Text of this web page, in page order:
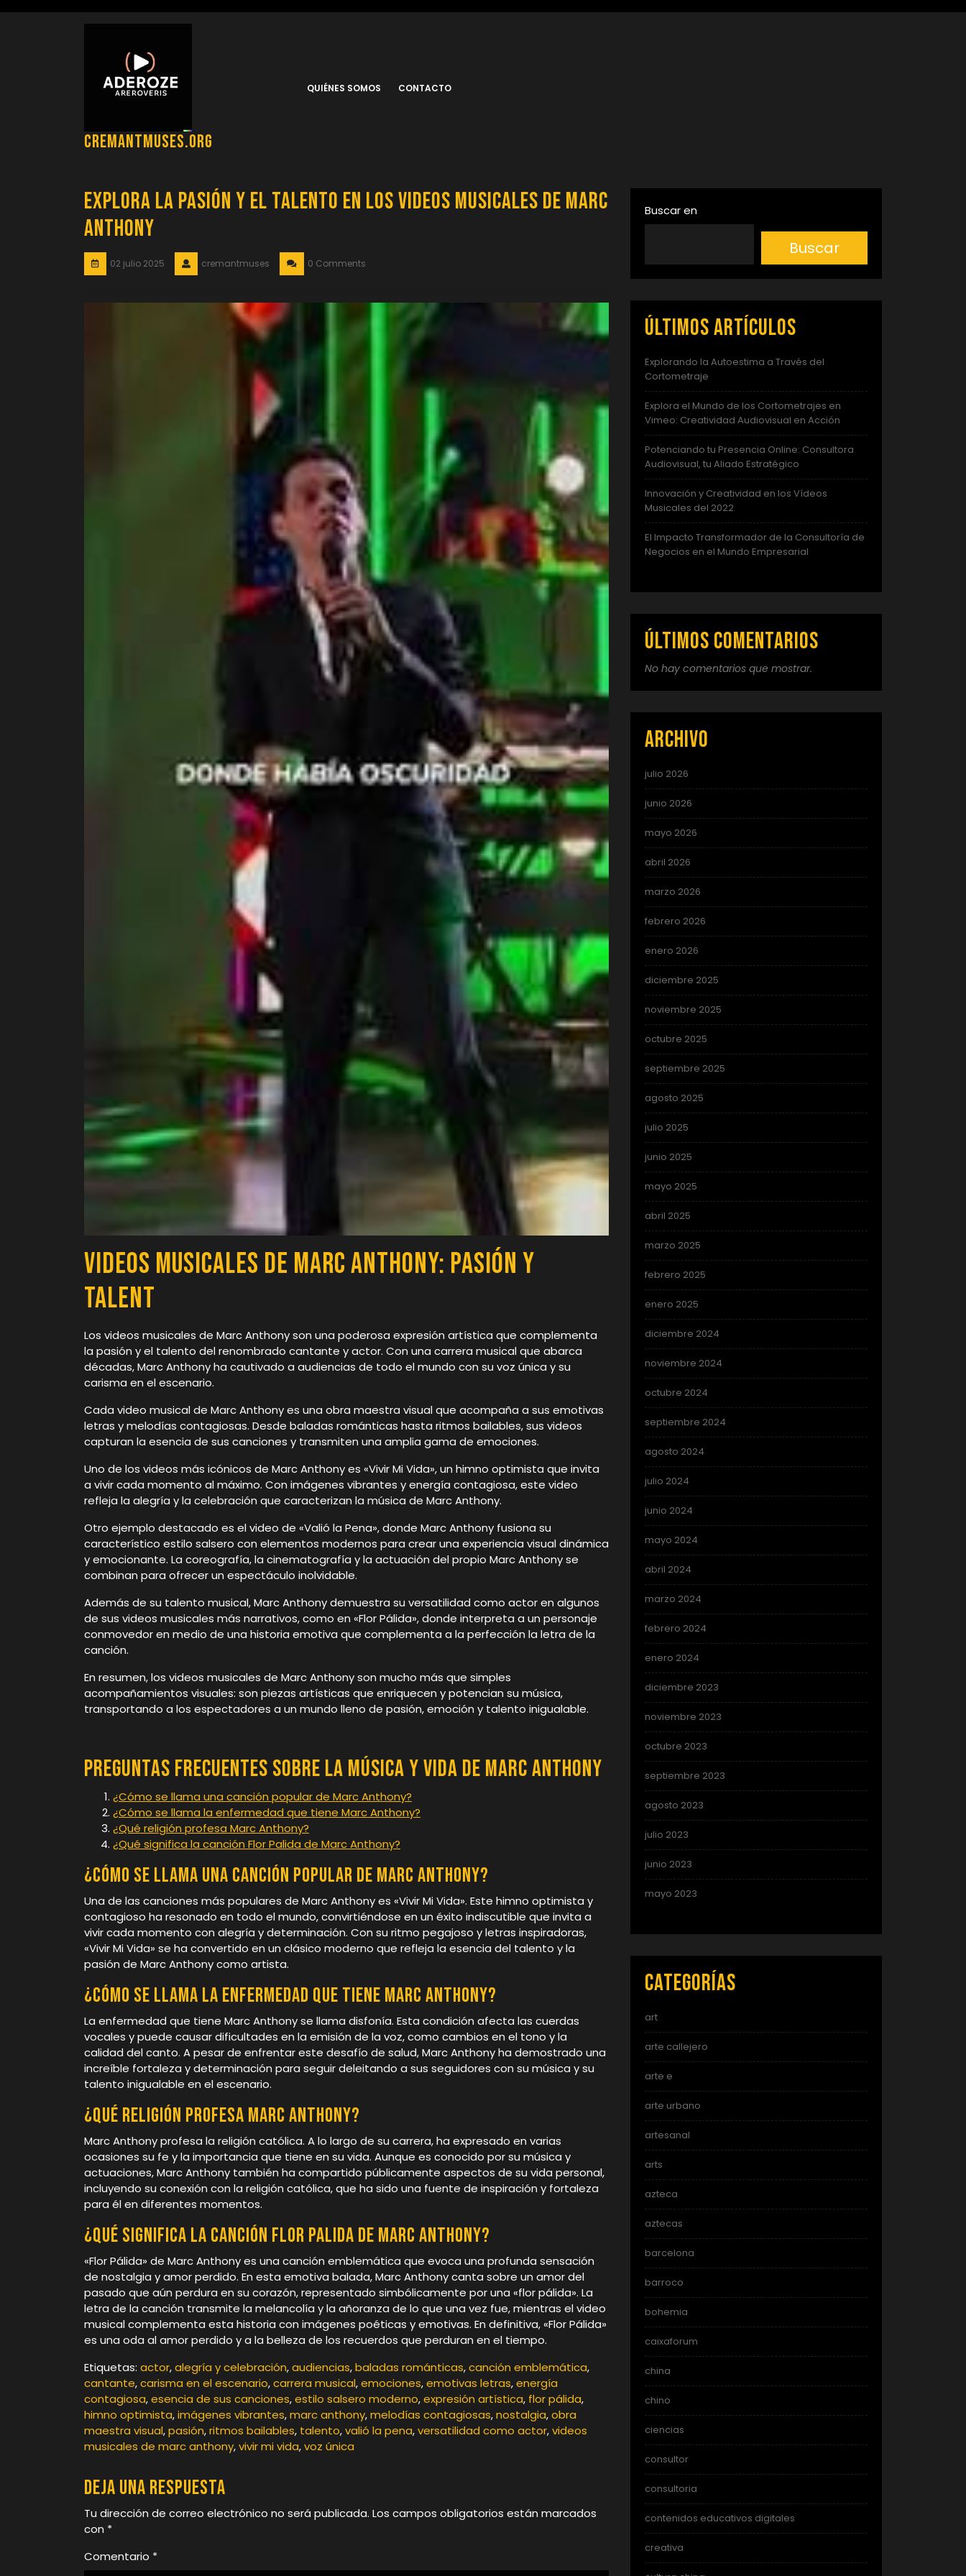
cremantmuses.org
QUIÉNES SOMOS CONTACTO
Explora la Pasión y el Talento en los Videos Musicales de Marc
Anthony
02 julio 2025 cremantmuses 0 Comments
Videos Musicales de Marc Anthony: Pasión y
Talent
Los videos musicales de Marc Anthony son una poderosa expresión artística que complementa
la pasión y el talento del renombrado cantante y actor. Con una carrera musical que abarca
décadas, Marc Anthony ha cautivado a audiencias de todo el mundo con su voz única y su
carisma en el escenario.
Cada video musical de Marc Anthony es una obra maestra visual que acompaña a sus emotivas
letras y melodías contagiosas. Desde baladas románticas hasta ritmos bailables, sus videos
capturan la esencia de sus canciones y transmiten una amplia gama de emociones.
Uno de los videos más icónicos de Marc Anthony es «Vivir Mi Vida», un himno optimista que invita
a vivir cada momento al máximo. Con imágenes vibrantes y energía contagiosa, este video
refleja la alegría y la celebración que caracterizan la música de Marc Anthony.
Otro ejemplo destacado es el video de «Valió la Pena», donde Marc Anthony fusiona su
característico estilo salsero con elementos modernos para crear una experiencia visual dinámica
y emocionante. La coreografía, la cinematografía y la actuación del propio Marc Anthony se
combinan para ofrecer un espectáculo inolvidable.
Además de su talento musical, Marc Anthony demuestra su versatilidad como actor en algunos
de sus videos musicales más narrativos, como en «Flor Pálida», donde interpreta a un personaje
conmovedor en medio de una historia emotiva que complementa a la perfección la letra de la
canción.
En resumen, los videos musicales de Marc Anthony son mucho más que simples
acompañamientos visuales: son piezas artísticas que enriquecen y potencian su música,
transportando a los espectadores a un mundo lleno de pasión, emoción y talento inigualable.
Preguntas Frecuentes sobre la Música y Vida de Marc Anthony
¿Cómo se llama una canción popular de Marc Anthony?
¿Cómo se llama la enfermedad que tiene Marc Anthony?
¿Qué religión profesa Marc Anthony?
¿Qué significa la canción Flor Palida de Marc Anthony?
¿Cómo se llama una canción popular de Marc Anthony?
Una de las canciones más populares de Marc Anthony es «Vivir Mi Vida». Este himno optimista y
contagioso ha resonado en todo el mundo, convirtiéndose en un éxito indiscutible que invita a
vivir cada momento con alegría y determinación. Con su ritmo pegajoso y letras inspiradoras,
«Vivir Mi Vida» se ha convertido en un clásico moderno que refleja la esencia del talento y la
pasión de Marc Anthony como artista.
¿Cómo se llama la enfermedad que tiene Marc Anthony?
La enfermedad que tiene Marc Anthony se llama disfonía. Esta condición afecta las cuerdas
vocales y puede causar dificultades en la emisión de la voz, como cambios en el tono y la
calidad del canto. A pesar de enfrentar este desafío de salud, Marc Anthony ha demostrado una
increíble fortaleza y determinación para seguir deleitando a sus seguidores con su música y su
talento inigualable en el escenario.
¿Qué religión profesa Marc Anthony?
Marc Anthony profesa la religión católica. A lo largo de su carrera, ha expresado en varias
ocasiones su fe y la importancia que tiene en su vida. Aunque es conocido por su música y
actuaciones, Marc Anthony también ha compartido públicamente aspectos de su vida personal,
incluyendo su conexión con la religión católica, que ha sido una fuente de inspiración y fortaleza
para él en diferentes momentos.
¿Qué significa la canción Flor Palida de Marc Anthony?
«Flor Pálida» de Marc Anthony es una canción emblemática que evoca una profunda sensación
de nostalgia y amor perdido. En esta emotiva balada, Marc Anthony canta sobre un amor del
pasado que aún perdura en su corazón, representado simbólicamente por una «flor pálida». La
letra de la canción transmite la melancolía y la añoranza de lo que una vez fue, mientras el video
musical complementa esta historia con imágenes poéticas y emotivas. En definitiva, «Flor Pálida»
es una oda al amor perdido y a la belleza de los recuerdos que perduran en el tiempo.
Etiquetas: actor,alegría y celebración,audiencias,baladas románticas,canción emblemática,
cantante,carisma en el escenario,carrera musical,emociones,emotivas letras,energía
contagiosa,esencia de sus canciones,estilo salsero moderno,expresión artística, flor pálida,
himno optimista,imágenes vibrantes,marc anthony,melodías contagiosas,nostalgia,obra
maestra visual,pasión,ritmos bailables, talento,valió la pena,versatilidad como actor,videos
musicales de marc anthony,vivir mi vida,voz única
Deja una respuesta
Tu dirección de correo electrónico no será publicada. Los campos obligatorios están marcados
con *
Comentario *
Buscar en
Buscar
Últimos artículos
Explorando la Autoestima a Través del
Cortometraje
Explora el Mundo de los Cortometrajes en
Vimeo: Creatividad Audiovisual en Acción
Potenciando tu Presencia Online: Consultora
Audiovisual, tu Aliado Estratégico
Innovación y Creatividad en los Vídeos
Musicales del 2022
El Impacto Transformador de la Consultoría de
Negocios en el Mundo Empresarial
Últimos comentarios
No hay comentarios que mostrar.
Archivo
julio 2026
junio 2026
mayo 2026
abril 2026
marzo 2026
febrero 2026
enero 2026
diciembre 2025
noviembre 2025
octubre 2025
septiembre 2025
agosto 2025
julio 2025
junio 2025
mayo 2025
abril 2025
marzo 2025
febrero 2025
enero 2025
diciembre 2024
noviembre 2024
octubre 2024
septiembre 2024
agosto 2024
julio 2024
junio 2024
mayo 2024
abril 2024
marzo 2024
febrero 2024
enero 2024
diciembre 2023
noviembre 2023
octubre 2023
septiembre 2023
agosto 2023
julio 2023
junio 2023
mayo 2023
Categorías
art
arte callejero
arte e
arte urbano
artesanal
arts
azteca
aztecas
barcelona
barroco
bohemia
caixaforum
china
chino
ciencias
consultor
consultoria
contenidos educativos digitales
creativa